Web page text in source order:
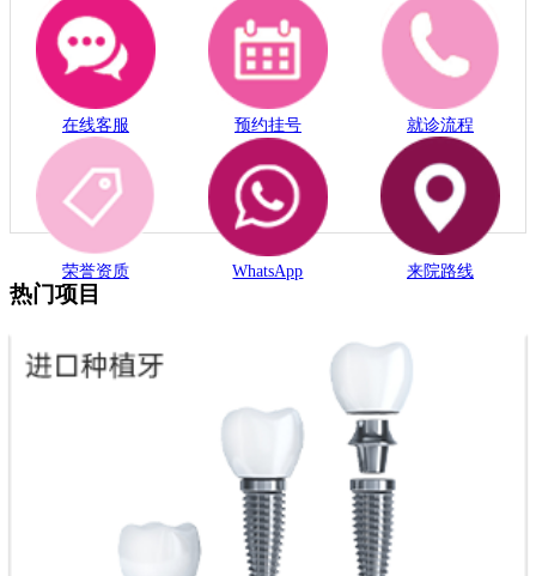
在线客服 预约挂号 就诊流程
荣誉资质 WhatsApp 来院路线
热门项目